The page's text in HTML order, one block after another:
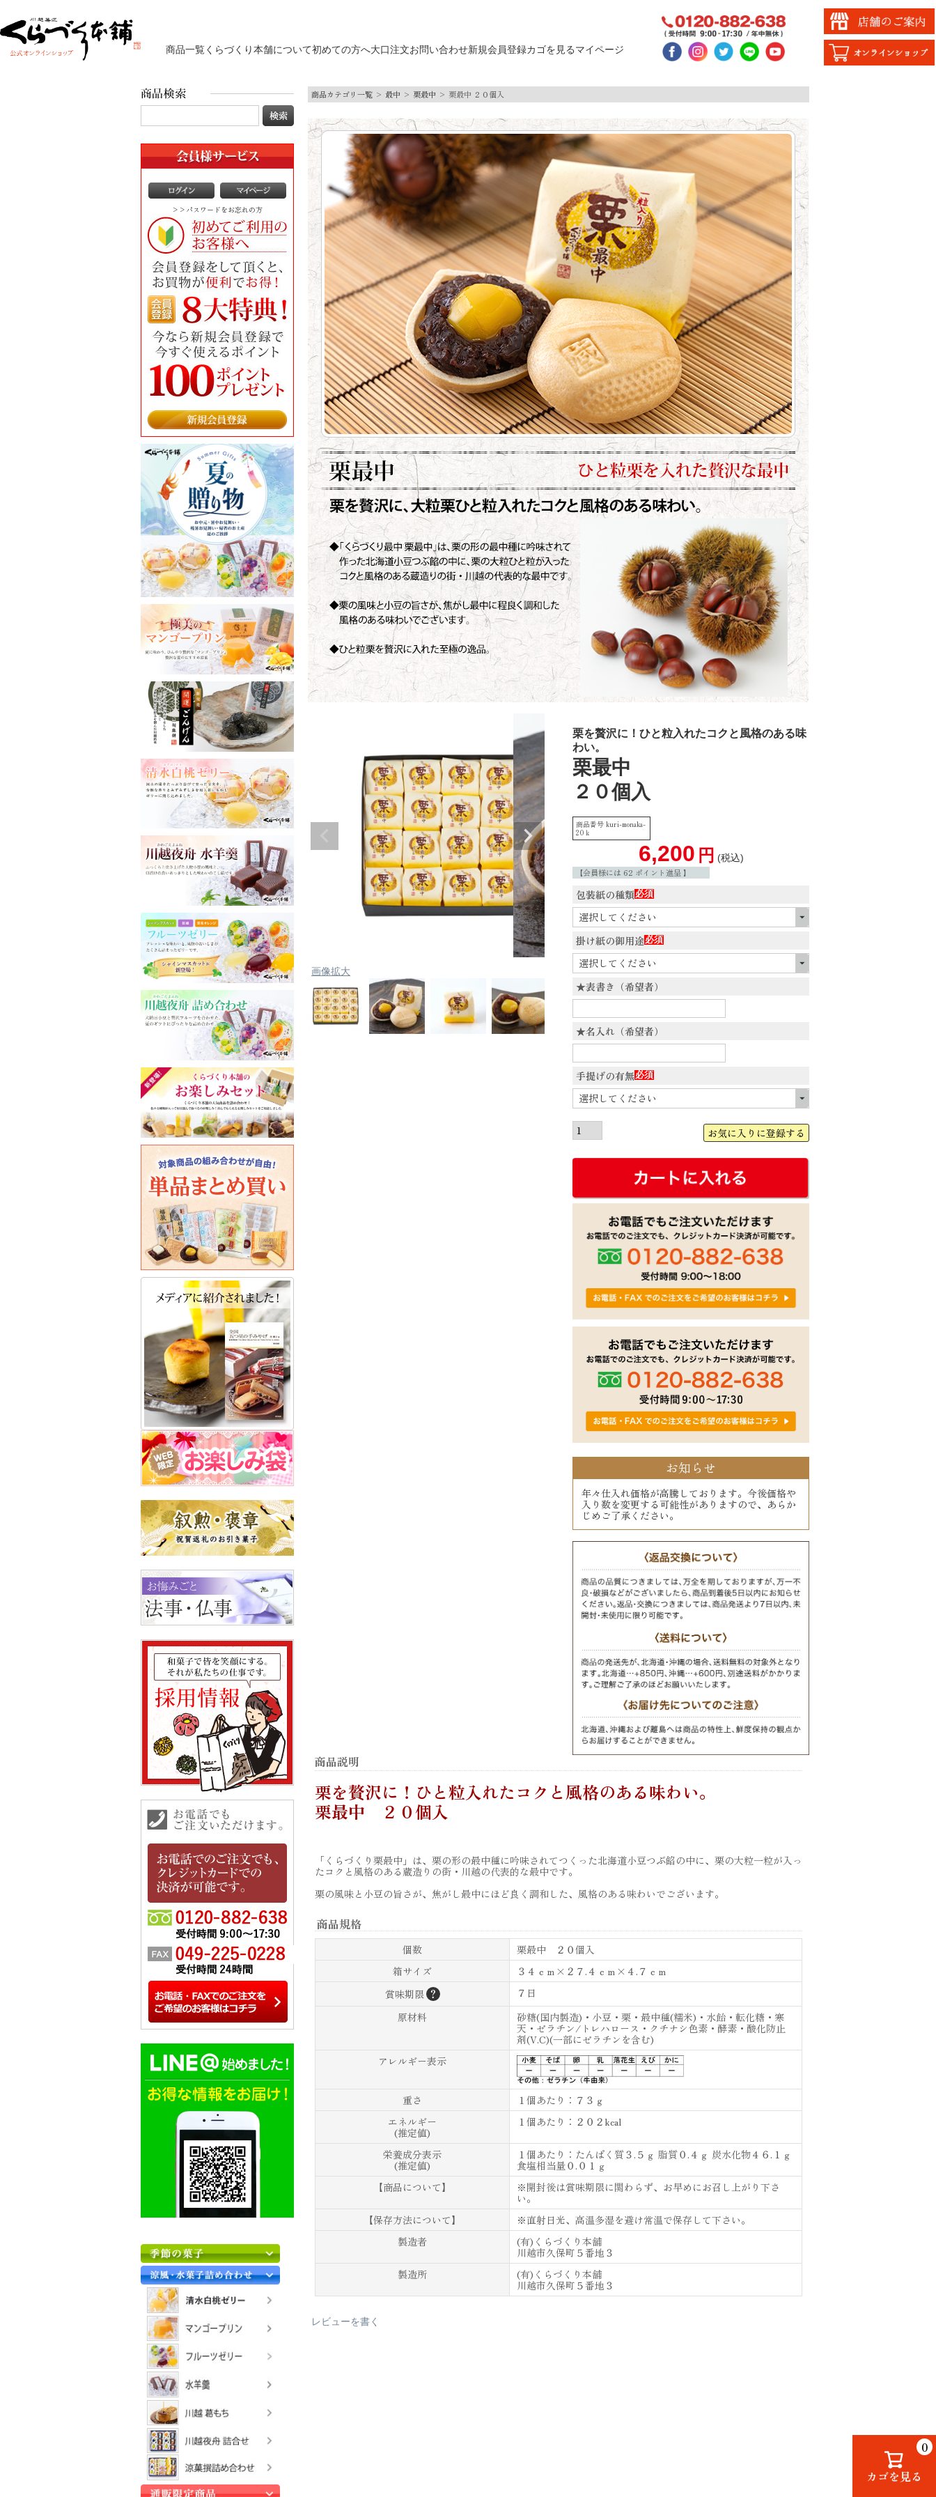
商品一覧くらづくり本舗について初めての方へ大口注文お問い合わせ新規会員登録カゴを見る マイページ
カゴを見る
0
>>パスワードをお忘れの方
商品カテゴリ一覧 最中 栗最中 栗最中 ２０個入
画像拡大
栗を贅沢に！ひと粒入れたコクと風格のある味
わい。
栗最中
２０個入
商品番号 kuri-monaka-
20ｋ
6,200
税込
【会員様には 62 ポイント進呈 】
包装紙の種類
(必
須)
掛け紙の御用途
(必
須)
★表書き（希望者）
★名入れ（希望者）
手提げの有無
(必
須)
お気に入りに登録する
お知らせ
年々仕入れ価格が高騰しております。今後価格や
入り数を変更する可能性がありますので、あらか
じめご了承ください。
商品説明
栗を贅沢に！ひと粒入れたコクと風格のある味わい。
栗最中 ２０個入
「くらづくり栗最中」は、栗の形の最中種に吟味されてつくった北海道小豆つぶ餡の中に、栗の大粒一粒が入っ
たコクと風格のある蔵造りの街・川越の代表的な最中です。
栗の風味と小豆の旨さが、焦がし最中にほど良く調和した、風格のある味わいでございます。
商品規格
個数
栗最中 ２０個入
箱サイズ
３４ｃｍ×２７.４ｃｍ×４.７ｃｍ
賞味期限 ？
７日
原材料
砂糖(国内製造)・小豆・栗・最中種(糯米)・水飴・転化糖・寒
天・ゼラチン/トレハロース・クチナシ色素・酵素・酸化防止
剤(V.C)(一部にゼラチンを含む)
アレルギー表示
重さ
１個あたり：７３ｇ
エネルギー
(推定値)
１個あたり：２０２kcal
栄養成分表示
(推定値)
１個あたり：たんぱく質３.５ｇ 脂質０.４ｇ 炭水化物４６.１ｇ
食塩相当量０.０１ｇ
【商品について】
※開封後は賞味期限に関わらず、お早めにお召し上がり下さ
い。
【保存方法について】
※直射日光、高温多湿を避け常温で保存して下さい。
製造者
(有)くらづくり本舗
川越市久保町５番地３
製造所
(有)くらづくり本舗
川越市久保町５番地３
レビューを書く